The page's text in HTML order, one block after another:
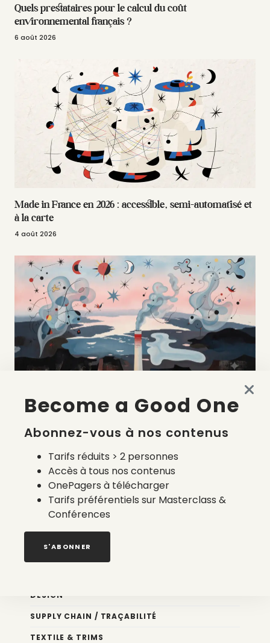
Quels prestataires pour le calcul du coût
environnemental français ?
6 août 2026
Made in France en 2026 : accessible, semi-automatisé et
à la carte
4 août 2026
La liste des prestataires du bilan carbone d’une marque
de mode
2 août 2026
DESIGN
SUPPLY CHAIN / TRAÇABILITÉ
TEXTILE & TRIMS
Become a Good One
Abonnez-vous à nos contenus
Tarifs réduits > 2 personnes
Accès à tous nos contenus
OnePagers à télécharger
Tarifs préférentiels sur Masterclass &
Conférences
S'ABONNER